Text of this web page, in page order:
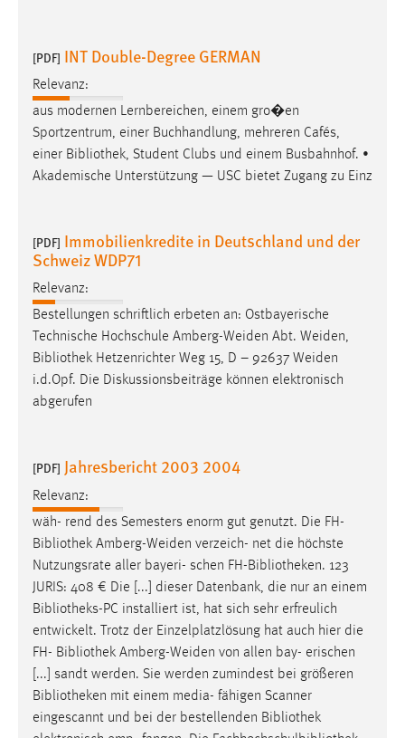
[PDF] INT Double-Degree GERMAN
Relevanz:
aus modernen Lernbereichen, einem gro�en
Sportzentrum, einer Buchhandlung, mehreren Cafés,
einer Bibliothek, Student Clubs und einem Busbahnhof. •
Akademische Unterstützung — USC bietet Zugang zu Einz
[PDF] Immobilienkredite in Deutschland und der
Schweiz WDP71
Relevanz:
Bestellungen schriftlich erbeten an: Ostbayerische
Technische Hochschule Amberg-Weiden Abt. Weiden,
Bibliothek Hetzenrichter Weg 15, D – 92637 Weiden
i.d.Opf. Die Diskussionsbeiträge können elektronisch
abgerufen
[PDF] Jahresbericht 2003 2004
Relevanz:
wäh- rend des Semesters enorm gut genutzt. Die FH-
Bibliothek Amberg-Weiden verzeich- net die höchste
Nutzungsrate aller bayeri- schen FH-Bibliotheken. 123
JURIS: 408 € Die [...] dieser Datenbank, die nur an einem
Bibliotheks-PC installiert ist, hat sich sehr erfreulich
entwickelt. Trotz der Einzelplatzlösung hat auch hier die
FH- Bibliothek Amberg-Weiden von allen bay- erischen
[...] sandt werden. Sie werden zumindest bei größeren
Bibliotheken mit einem media- fähigen Scanner
eingescannt und bei der bestellenden Bibliothek